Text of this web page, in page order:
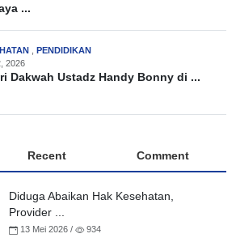
...
PENDIDIKAN
2026
Dakwah Ustadz Handy Bonny di ...
Recent Comment
Diduga Abaikan Hak Kesehatan,
Provider ...
13 Mei 2026 / 934